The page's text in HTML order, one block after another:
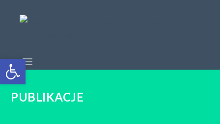
Open toolbar
PUBLIKACJE